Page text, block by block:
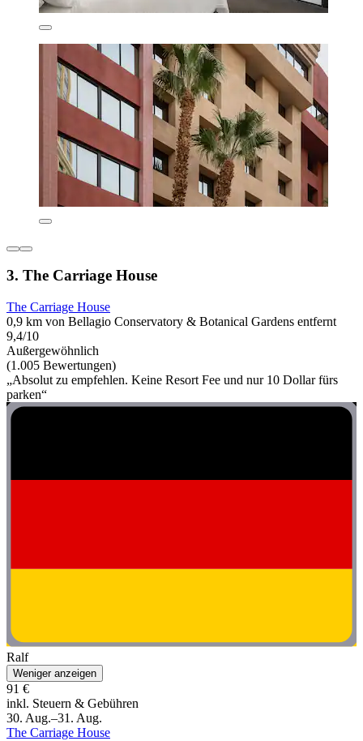
3. The Carriage House
The Carriage House
0,9 km von Bellagio Conservatory & Botanical Gardens entfernt
9,4/10
Außergewöhnlich
(1.005 Bewertungen)
„Absolut zu empfehlen. Keine Resort Fee und nur 10 Dollar fürs
parken“
Ralf
Weniger anzeigen
91 €
inkl. Steuern & Gebühren
30. Aug.–31. Aug.
The Carriage House